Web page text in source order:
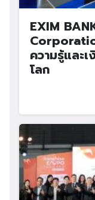
EXIM
ความรู้และ
โลก